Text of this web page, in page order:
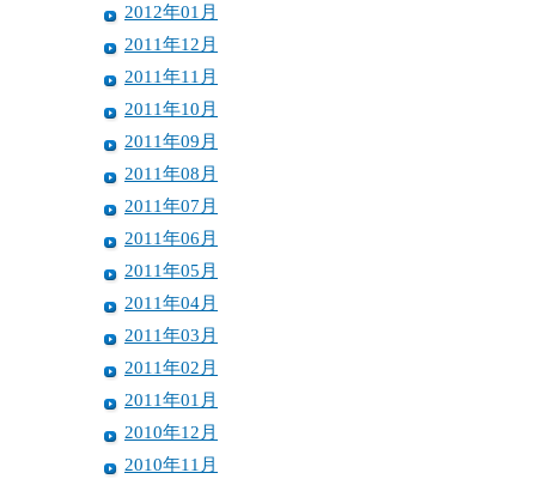
2012年01月
2011年12月
2011年11月
2011年10月
2011年09月
2011年08月
2011年07月
2011年06月
2011年05月
2011年04月
2011年03月
2011年02月
2011年01月
2010年12月
2010年11月